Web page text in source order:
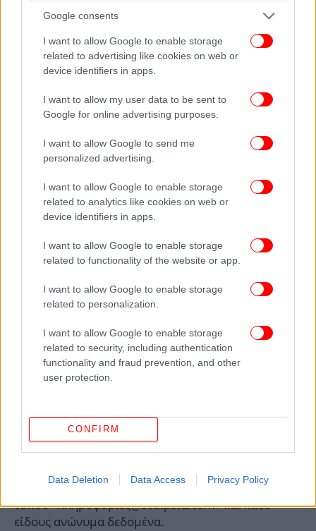
Google consents
I want to allow Google to enable storage
related to advertising like cookies on web or
device identifiers in apps.
I want to allow my user data to be sent to
Google for online advertising purposes.
I want to allow Google to send me
personalized advertising.
I want to allow Google to enable storage
related to analytics like cookies on web or
device identifiers in apps.
I want to allow Google to enable storage
related to functionality of the website or app.
I want to allow Google to enable storage
related to personalization.
I want to allow Google to enable storage
related to security, including authentication
functionality and fraud prevention, and other
user protection.
CONFIRM
Data Deletion Data Access Privacy Policy
4. Ποια είναι χαρακτηριστικά παραδείγματα
δεδομένων προσωπικού χαρακτήρα και ποια
Το όνομα και επώνυμο, η διεύθυνση κατοικίας, ο
αριθμός ταυτότητας, η προσωπική ηλεκτρονική
τραπεζικής κάρτας, τα δεδομένα τοποθεσίας (π.χ.
GPS σε κινητό τηλέφωνο), η διεύθυνση
διαδικτυακού πρωτοκόλλου (IP) και τα δεδομένα
υγείας που φυλάσσονται από νοσοκομείο ή γιατρό.
Παραδείγματα δεδομένων που δεν θεωρούνται
προσωπικού χαρακτήρα, είναι ο αριθμός μητρώου
εταιρείας, η εταιρική ηλεκτρονική διεύθυνση του
τύπου «πληροφορίες@εταιρεία.com» και κάθε
είδους ανώνυμα δεδομένα.